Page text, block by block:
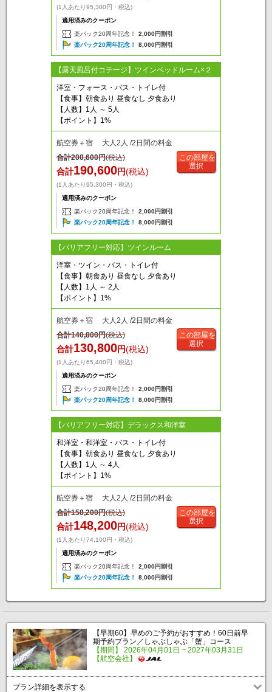
(1人あたり95,300円・税込)
適用済みのクーポン
楽パック20周年記念！
2,000円割引
楽パック20周年記念！
8,000円割引
【露天風呂付コテージ】ツインベッドルーム×２
洋室・フォース・バス・トイレ付
【食事】朝食あり 昼食なし 夕食あり
【人数】1人 ～ 5人
【ポイント】1%
航空券＋宿 大人2人 /2日間の料金
合計200,600円(税込)
合計190,600円(税込)
(1人あたり95,300円・税込)
適用済みのクーポン
楽パック20周年記念！
2,000円割引
楽パック20周年記念！
8,000円割引
この部屋を
選択
【バリアフリー対応】ツインルーム
洋室・ツイン・バス・トイレ付
【食事】朝食あり 昼食なし 夕食あり
【人数】1人 ～ 2人
【ポイント】1%
航空券＋宿 大人2人 /2日間の料金
合計140,800円(税込)
合計130,800円(税込)
(1人あたり65,400円・税込)
適用済みのクーポン
楽パック20周年記念！
2,000円割引
楽パック20周年記念！
8,000円割引
この部屋を
選択
【バリアフリー対応】デラックス和洋室
和洋室・和洋室・バス・トイレ付
【食事】朝食あり 昼食なし 夕食あり
【人数】1人 ～ 4人
【ポイント】1%
航空券＋宿 大人2人 /2日間の料金
合計158,200円(税込)
合計148,200円(税込)
(1人あたり74,100円・税込)
適用済みのクーポン
楽パック20周年記念！
2,000円割引
楽パック20周年記念！
8,000円割引
この部屋を
選択
【早期60】早めのご予約がおすすめ！60日前早
期予約プラン／しゃぶしゃぶ「蟹」コース
【期間】 2026年04月01日 ~ 2027年03月31日
【航空会社】
プラン詳細を表示する